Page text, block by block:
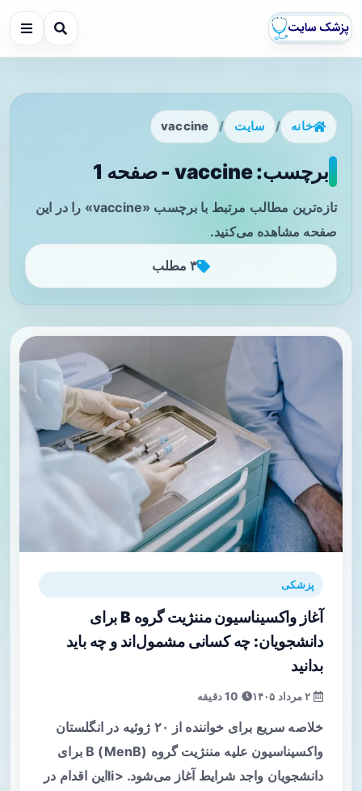
خانه / سایت /
vaccine
برچسب: vaccine - صفحه 1
تازه‌ترین مطالب مرتبط با برچسب «vaccine» را در این
صفحه مشاهده می‌کنید.
۳ مطلب
پزشکی
آغاز واکسیناسیون مننژیت گروه B برای
دانشجویان: چه کسانی مشمول‌اند و چه باید
بدانید
خلاصه سریع برای خواننده از ۲۰ ژوئیه در انگلستان
واکسیناسیون علیه مننژیت گروه B (MenB) برای
دانشجویان واجد شرایط آغاز می‌شود. <liاین اقدام در